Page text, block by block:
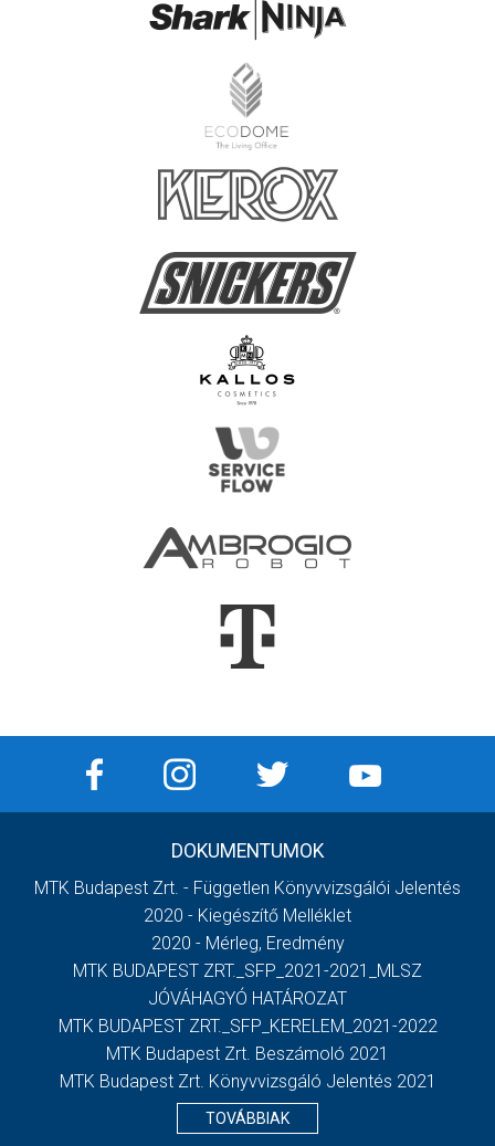
DOKUMENTUMOK
MTK Budapest Zrt. - Független Könyvvizsgálói Jelentés
2020 - Kiegészítő Melléklet
2020 - Mérleg, Eredmény
MTK BUDAPEST ZRT._SFP_2021-2021_MLSZ
JÓVÁHAGYÓ HATÁROZAT
MTK BUDAPEST ZRT._SFP_KERELEM_2021-2022
MTK Budapest Zrt. Beszámoló 2021
MTK Budapest Zrt. Könyvvizsgáló Jelentés 2021
TOVÁBBIAK